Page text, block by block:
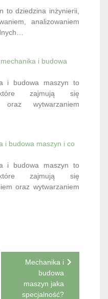
to dziedzina inżynierii,
analizowaniem
i budowa
i budowa maszyn to
zajmują się
oraz wytwarzaniem
i budowa maszyn i co
i budowa maszyn to
zajmują się
oraz wytwarzaniem
Mechanika i
budowa
maszyn jaka
specjalność?